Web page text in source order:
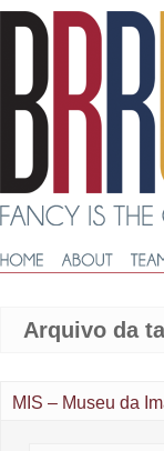
Arquivo da
MIS – Museu da